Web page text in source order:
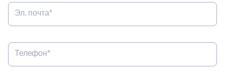
Эл. почта*
Телефон*